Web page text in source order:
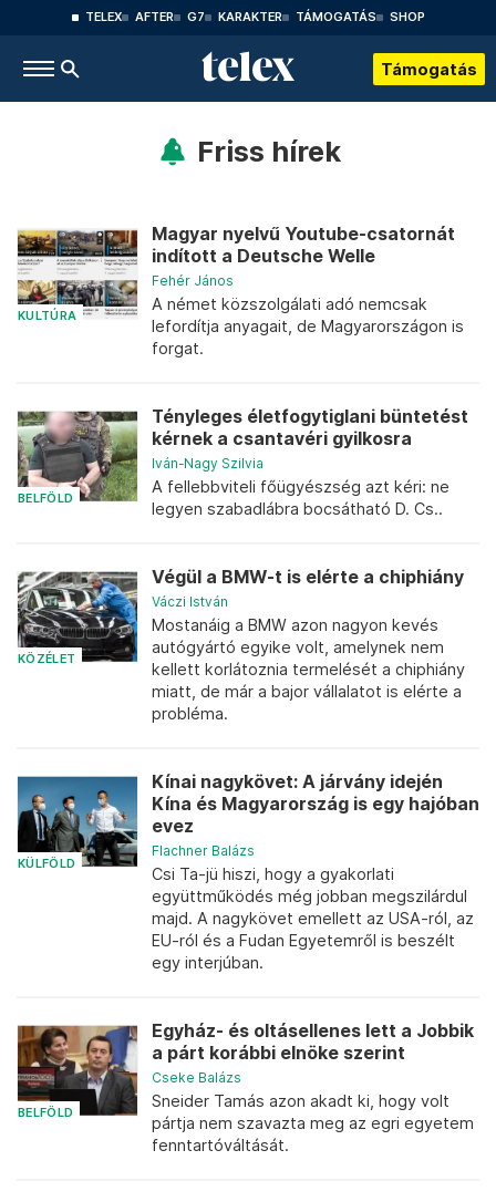
TELEX AFTER G7 KARAKTER TÁMOGATÁS SHOP
Támogatás
Friss hírek
KULTÚRA
Magyar nyelvű Youtube-csatornát
indított a Deutsche Welle
Fehér János
A német közszolgálati adó nemcsak
lefordítja anyagait, de Magyarországon is
forgat.
BELFÖLD
Tényleges életfogytiglani büntetést
kérnek a csantavéri gyilkosra
Iván-Nagy Szilvia
A fellebbviteli főügyészség azt kéri: ne
legyen szabadlábra bocsátható D. Cs..
KÖZÉLET
Végül a BMW-t is elérte a chiphiány
Váczi István
Mostanáig a BMW azon nagyon kevés
autógyártó egyike volt, amelynek nem
kellett korlátoznia termelését a chiphiány
miatt, de már a bajor vállalatot is elérte a
probléma.
KÜLFÖLD
Kínai nagykövet: A járvány idején
Kína és Magyarország is egy hajóban
evez
Flachner Balázs
Csi Ta-jü hiszi, hogy a gyakorlati
együttműködés még jobban megszilárdul
majd. A nagykövet emellett az USA-ról, az
EU-ról és a Fudan Egyetemről is beszélt
egy interjúban.
BELFÖLD
Egyház- és oltásellenes lett a Jobbik
a párt korábbi elnöke szerint
Cseke Balázs
Sneider Tamás azon akadt ki, hogy volt
pártja nem szavazta meg az egri egyetem
fenntartóváltását.